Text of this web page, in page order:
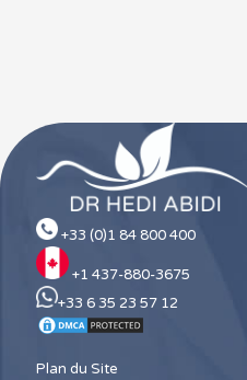
+33 (0)1 84 800 400
+1 437-880-3675
+33 6 35 23 57 12
Plan du Site